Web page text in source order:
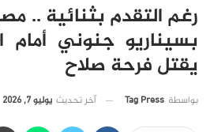
رغم التقدم بثنائية ..
بسيناريو جنوني أمام
يقتل فرحة صلاح
بواسطة Tag Press آخر تحديث يوليو 7, 2026